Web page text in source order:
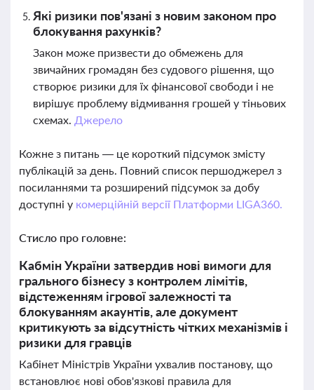
Які ризики пов'язані з новим законом про
блокування рахунків?
Закон може призвести до обмежень для
звичайних громадян без судового рішення, що
створює ризики для їх фінансової свободи і не
вирішує проблему відмивання грошей у тіньових
схемах. Джерело
Кожне з питань — це короткий підсумок змісту
публікацій за день. Повний список першоджерел з
посиланнями та розширений підсумок за добу
доступні у комерційній версії Платформи LIGA360.
Стисло про головне:
Кабмін України затвердив нові вимоги для
грального бізнесу з контролем лімітів,
відстеженням ігрової залежності та
блокуванням акаунтів, але документ
критикують за відсутність чітких механізмів і
ризики для гравців
Кабінет Міністрів України ухвалив постанову, що
встановлює нові обов'язкові правила для